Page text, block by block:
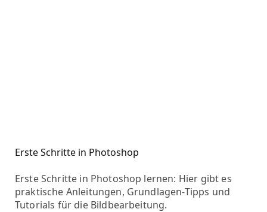
Erste Schritte in Photoshop
Erste Schritte in Photoshop lernen: Hier gibt es
praktische Anleitungen, Grundlagen-Tipps und
Tutorials für die Bildbearbeitung.